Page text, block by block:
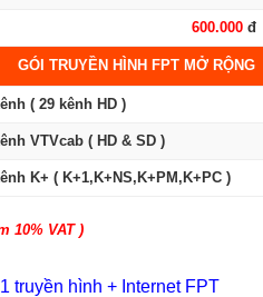
600.000đ
GÓI TRUYỀN HÌNH FPT MỞ RỘNG
( 29 kênh HD )
VTVcab ( HD & SD )
K+ ( K+1,K+NS,K+PM,K+PC )
10% VAT )
truyền hình + Internet FPT